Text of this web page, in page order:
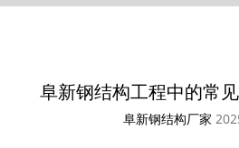
阜新钢结构工程中的常
阜新钢结构厂家